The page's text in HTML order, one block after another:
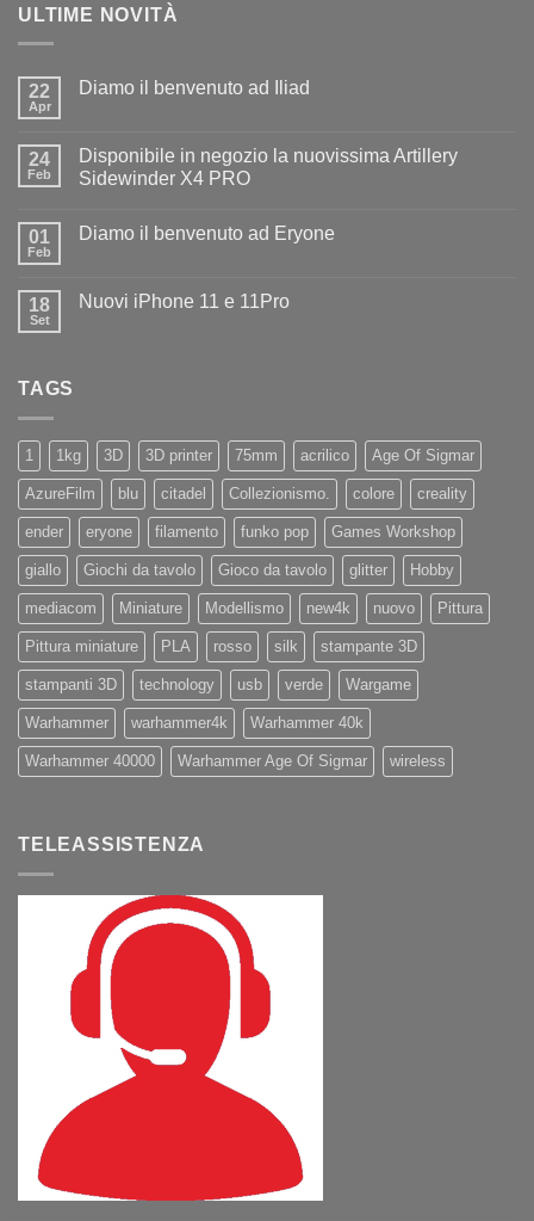
ULTIME NOVITÀ
22
Apr
Diamo il benvenuto ad Iliad
Diamo
il
benvenuto
24
Feb
Disponibile in negozio la nuovissima Artillery
Sidewinder X4 PRO
su
la
nuovissima
01
Feb
Diamo il benvenuto ad Eryone
Diamo
18
Set
Nuovi iPhone 11 e 11Pro
TAGS
1 1kg 3D 3D printer 75mm acrilico Age Of Sigmar
AzureFilm blu citadel Collezionismo. colore creality
ender eryone filamento funko pop Games Workshop
giallo Giochi da tavolo Gioco da tavolo glitter Hobby
mediacom Miniature Modellismo new4k nuovo Pittura
Pittura miniature PLA rosso silk stampante 3D
stampanti 3D technology usb verde Wargame
Warhammer warhammer4k Warhammer 40k
Warhammer 40000 Warhammer Age Of Sigmar wireless
TELEASSISTENZA